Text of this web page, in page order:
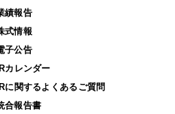
績報告
式情報
子公告
IRカレンダー
IRに関するよくあるご質問
合報告書